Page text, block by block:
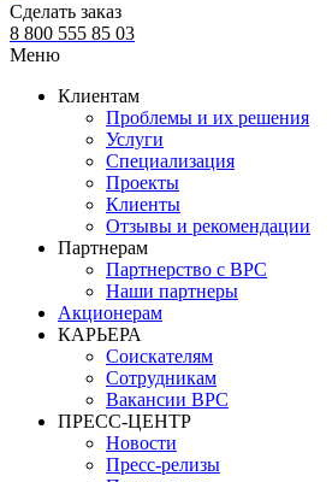
Сделать заказ
8 800 555 85 03
Меню
Клиентам
Проблемы и их решения
Услуги
Специализация
Проекты
Клиенты
Отзывы и рекомендации
Партнерам
Партнерство с BPC
Наши партнеры
Акционерам
КАРЬЕРА
Соискателям
Сотрудникам
Вакансии BPC
ПРЕСС-ЦЕНТР
Новости
Пресс-релизы